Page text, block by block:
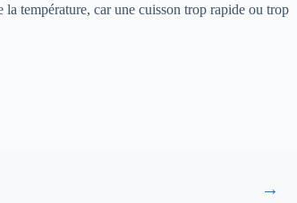
la température, car une cuisson trop rapide ou trop
→